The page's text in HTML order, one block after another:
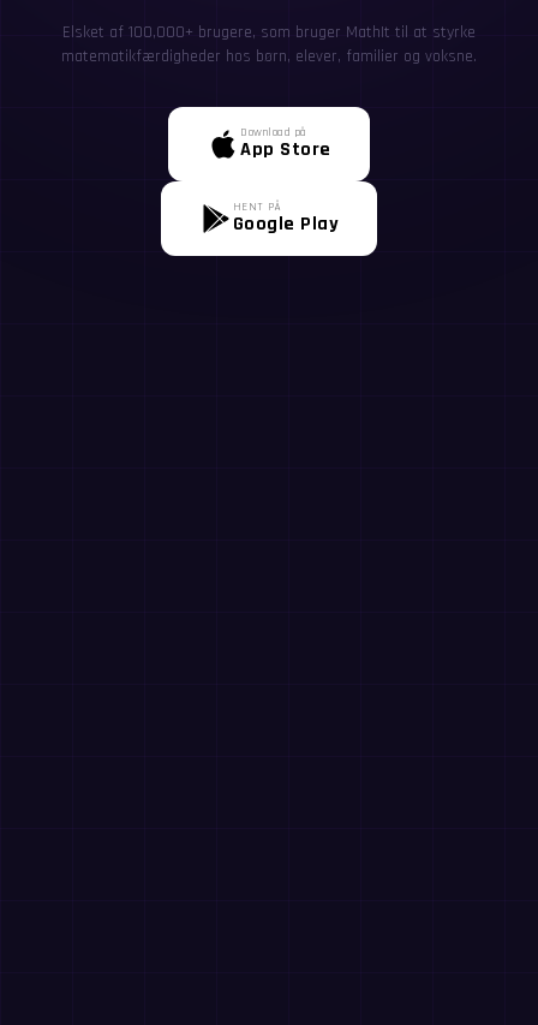
Elsket af 100,000+ brugere, som bruger MathIt til at styrke
matematikfærdigheder hos børn, elever, familier og voksne.
Download på
App Store
HENT PÅ
Google Play